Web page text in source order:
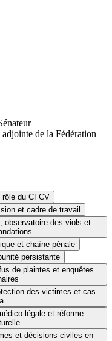
de la Fédération
du CFCV
et cadre de travail
observatoire des viols et
et chaîne pénale
persistante
de plaintes et enquêtes
des victimes et cas
légale et réforme
et décisions civiles en